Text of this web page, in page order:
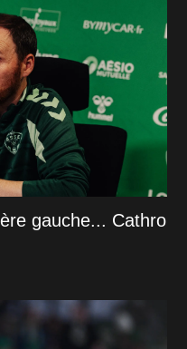
gauche... Cathro